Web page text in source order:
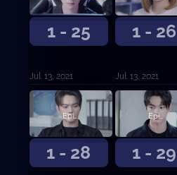
1 - 25
Jul. 13, 2021
1 - 26
Jul. 13, 2021
1 - 28
Episodio 28
1 - 29
Episodio 29